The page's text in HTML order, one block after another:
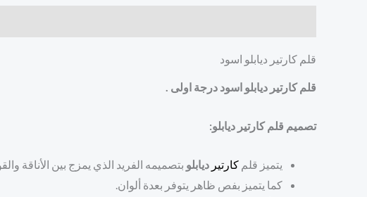
قلم كارتير ديابلو اسود
قلم كارتير ديابلو اسود درجة اولى .
تصميم قلم كارتير ديابلو:
يتميز قلم كارتير ديابلو بتصميمه الفريد الذي يمزج بين الأناقة
كما يتميز بفص ظاهر يتوفر بعدة ألوان.